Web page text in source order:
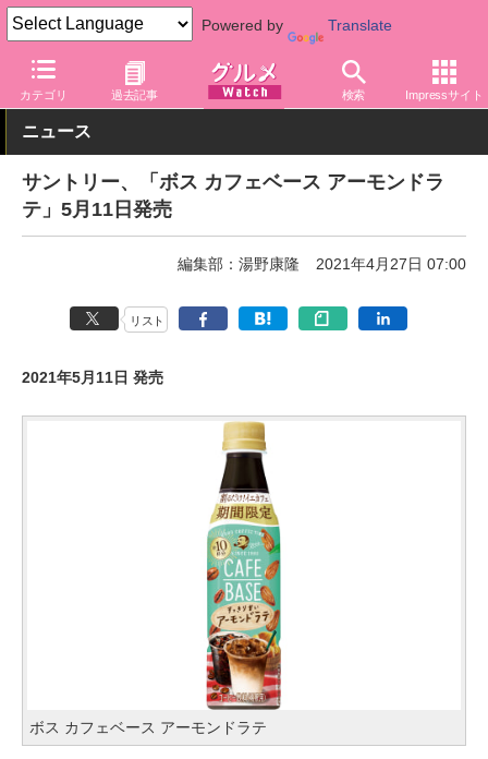
Powered by Translate
カテゴリ 過去記事 検索 Impressサイト
グルメ Watch メーカー 飲料・アルコール サントリー
ニュース
サントリー、「ボス カフェベース アーモンドラ
テ」5月11日発売
編集部：湯野康隆 2021年4月27日 07:00
リスト
2021年5月11日 発売
ボス カフェベース アーモンドラテ